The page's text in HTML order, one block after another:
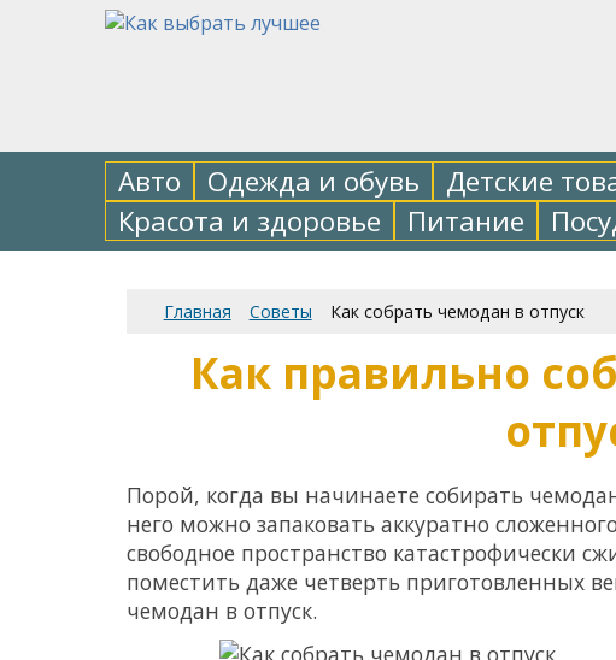
Авто Одежда и обувь Детские
Красота и здоровье
Питание
Главная Советы Как собрать чемодан в отпуск
Как правильно
Порой, когда вы начинаете собирать
него можно запаковать аккуратно
свободное пространство катастрофически
поместить даже четверть приготовленных
чемодан в отпуск.